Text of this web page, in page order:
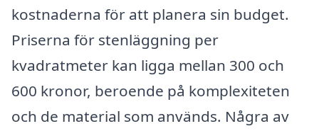
kostnaderna för att planera sin budget.
Priserna för stenläggning per
kvadratmeter kan ligga mellan 300 och
600 kronor, beroende på komplexiteten
och de material som används. Några av